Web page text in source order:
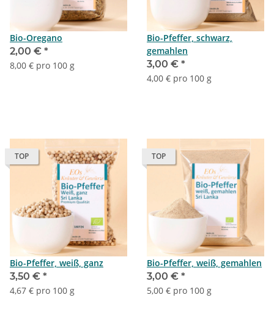
Bio-Oregano
2,00 € *
8,00 € pro 100 g
Bio-Pfeffer, schwarz,
gemahlen
3,00 € *
4,00 € pro 100 g
TOP
Bio-Pfeffer, weiß, ganz
3,50 € *
4,67 € pro 100 g
TOP
Bio-Pfeffer, weiß, gemahlen
3,00 € *
5,00 € pro 100 g